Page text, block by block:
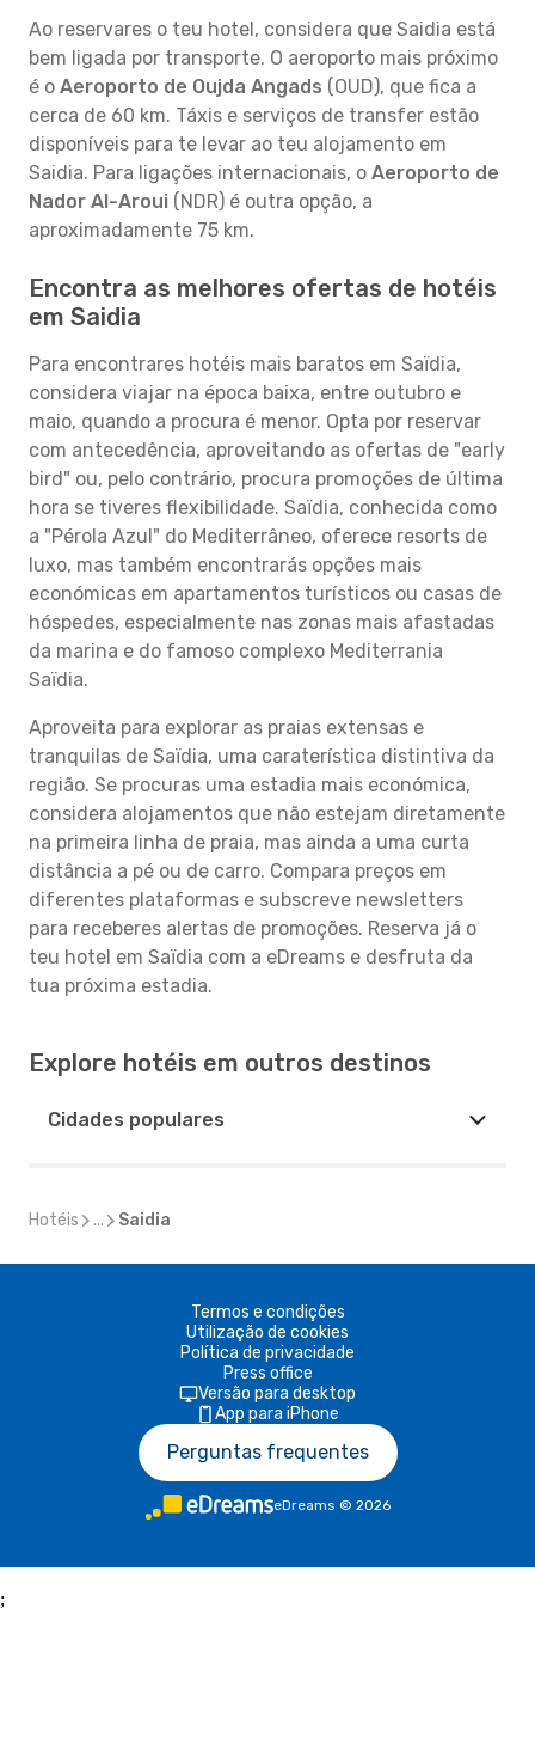
Ao reservares o teu hotel, considera que Saidia está
bem ligada por transporte. O aeroporto mais próximo
é o Aeroporto de Oujda Angads (OUD), que fica a
cerca de 60 km. Táxis e serviços de transfer estão
disponíveis para te levar ao teu alojamento em
Saidia. Para ligações internacionais, o Aeroporto de
Nador Al-Aroui (NDR) é outra opção, a
aproximadamente 75 km.
Encontra as melhores ofertas de hotéis
em Saidia
Para encontrares hotéis mais baratos em Saïdia,
considera viajar na época baixa, entre outubro e
maio, quando a procura é menor. Opta por reservar
com antecedência, aproveitando as ofertas de "early
bird" ou, pelo contrário, procura promoções de última
hora se tiveres flexibilidade. Saïdia, conhecida como
a "Pérola Azul" do Mediterrâneo, oferece resorts de
luxo, mas também encontrarás opções mais
económicas em apartamentos turísticos ou casas de
hóspedes, especialmente nas zonas mais afastadas
da marina e do famoso complexo Mediterrania
Saïdia.
Aproveita para explorar as praias extensas e
tranquilas de Saïdia, uma caraterística distintiva da
região. Se procuras uma estadia mais económica,
considera alojamentos que não estejam diretamente
na primeira linha de praia, mas ainda a uma curta
distância a pé ou de carro. Compara preços em
diferentes plataformas e subscreve newsletters
para receberes alertas de promoções. Reserva já o
teu hotel em Saïdia com a eDreams e desfruta da
tua próxima estadia.
Explore hotéis em outros destinos
Cidades populares
Hotéis ... Saidia
Termos e condições
Utilização de cookies
Política de privacidade
Press office
Versão para desktop
App para iPhone
Perguntas frequentes
eDreams © 2026
;